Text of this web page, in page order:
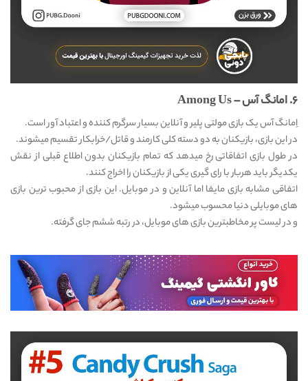
۶. امانگ آس – Among Us
اِمانگ آس یک بازی مولتی پلیر و آنلاین بسیار سرگرم کننده و اعتباد آور است.
در این بازی، بازیکنان به دو دسته کلی کارمند و قاتل/خرابکار تقسیم میشوند.
در طول بازی اتفاقاتی رخ میدهد که تمام بازیکنان بدون اطلاع قبلی از نقش
یکدیگر باید هربار با رای گیری یکی از بازیکنان را اخراج کنند.
اتفاقی مشابه بازی مایفا اما آنلاین و در موبایل. این بازی از محبوب ترین بازی
های موبایلی دنیا محسوب میشود.
و در لیست پر مخاطبترین بازی های موبایل، در رتبه ششم جای گرفته.